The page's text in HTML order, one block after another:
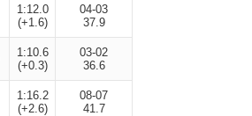
1:12.0
(+1.6)
04-03
37.9
1:10.6
(+0.3)
03-02
36.6
1:16.2
(+2.6)
08-07
41.7